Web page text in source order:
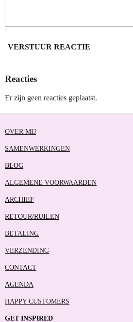
VERSTUUR REACTIE
Reacties
Er zijn geen reacties geplaatst.
OVER MIJ
SAMENWERKINGEN
BLOG
ALGEMENE VOORWAARDEN
ARCHIEF
RETOUR/RUILEN
BETALING
VERZENDING
CONTACT
AGENDA
HAPPY CUSTOMERS
GET INSPIRED